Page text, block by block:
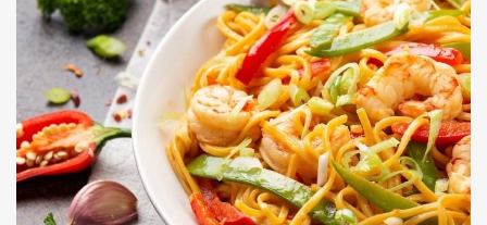
Menu 1 – Douceur épicée
Entrée : Soupe Tom Kha aux crevettes
Plat : Curry vert de poulet, riz au jasmin
Dessert : Riz gluant mangue-coco
Menu 2 – Bangkok Chic
Entrée : Salade de papaye verte & cacahuètes